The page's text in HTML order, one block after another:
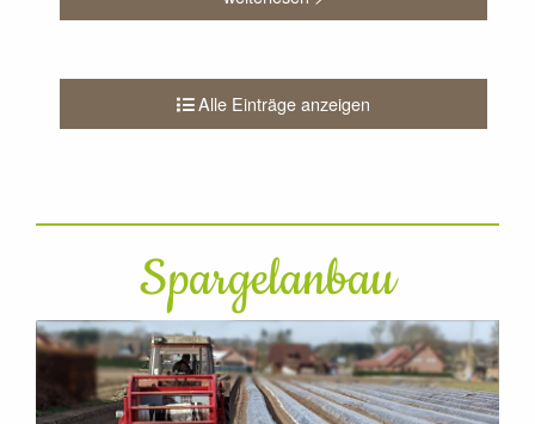
Alle Einträge anzeigen
Spargelanbau